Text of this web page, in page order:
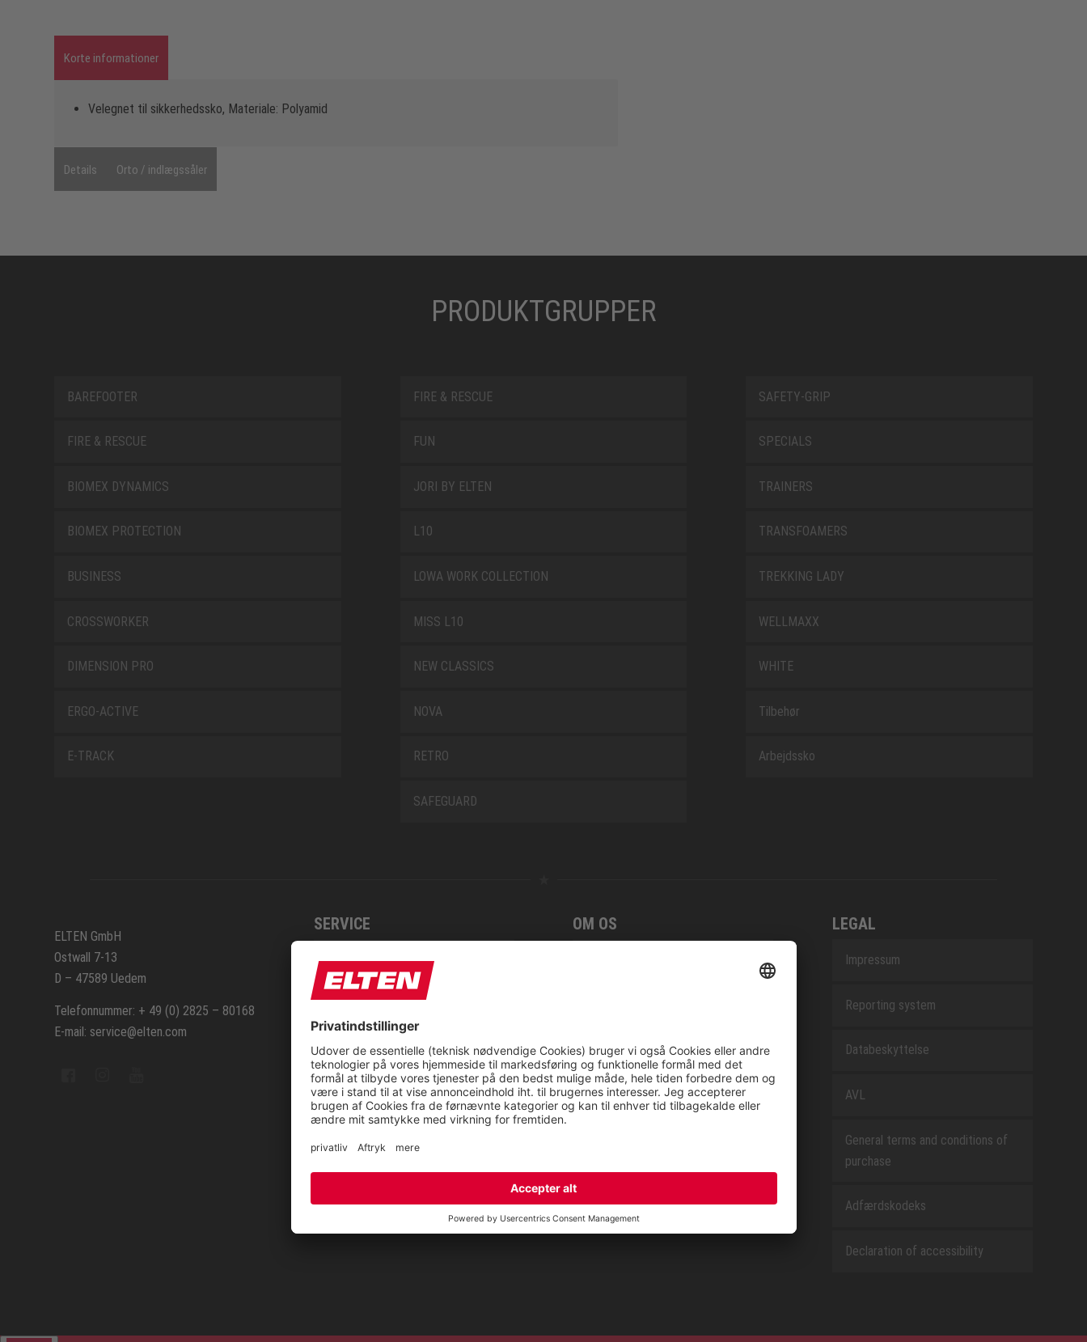
Korte informationer
Velegnet til sikkerhedssko, Materiale: Polyamid
Details Orto / indlægssåler
PRODUKTGRUPPER
BAREFOOTER
FIRE & RESCUE
BIOMEX DYNAMICS
BIOMEX PROTECTION
BUSINESS
CROSSWORKER
DIMENSION PRO
ERGO-ACTIVE
E-TRACK
FIRE & RESCUE
FUN
JORI BY ELTEN
L10
LOWA WORK COLLECTION
MISS L10
NEW CLASSICS
NOVA
RETRO
SAFEGUARD
SAFETY-GRIP
SPECIALS
TRAINERS
TRANSFOAMERS
TREKKING LADY
WELLMAXX
WHITE
Tilbehør
Arbejdssko
ELTEN GmbH
Ostwall 7-13
D – 47589 Uedem
Telefonnummer: + 49 (0) 2825 – 80168
E-mail: service@elten.com
SERVICE
Kontakt
Reparationsservice fra ELTEN
Sitemap
OM OS LEGAL
Impressum
Reporting system
Databeskyttelse
AVL
General terms and conditions of
purchase
Adfærdskodeks
Declaration of accessibility